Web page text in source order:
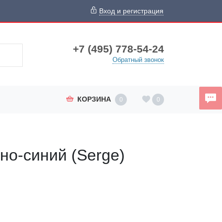
Вход и регистрация
+7 (495) 778-54-24
Обратный звонок
КОРЗИНА 0 0
синий (Serge)